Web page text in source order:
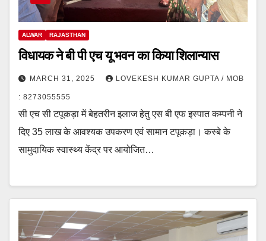
ALWAR RAJASTHAN
विधायक ने बी पी एच यू भवन का किया शिलान्यास
MARCH 31, 2025 LOVEKESH KUMAR GUPTA / MOB
: 8273055555
सी एच सी टपूकड़ा में बेहतरीन इलाज हेतु एस बी एफ इस्पात कम्पनी ने
दिए 35 लाख के आवश्यक उपकरण एवं सामान टपूकड़ा। कस्बे के
सामुदायिक स्वास्थ्य केंद्र पर आयोजित…